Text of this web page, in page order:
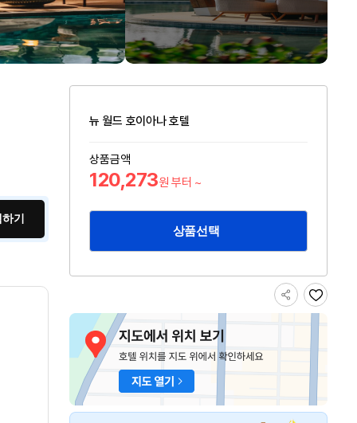
기
뉴 월드 호이아나 호텔
상품금액
120,273원 부터 ~
상품선택